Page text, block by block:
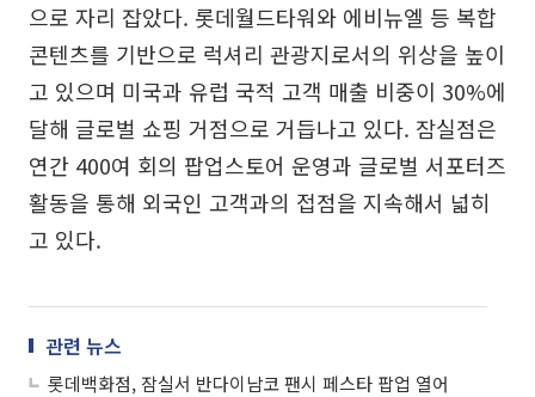
으로 자리 잡았다. 롯데월드타워와 에비뉴엘 등 복합
콘텐츠를 기반으로 럭셔리 관광지로서의 위상을 높이
고 있으며 미국과 유럽 국적 고객 매출 비중이 30%에
달해 글로벌 쇼핑 거점으로 거듭나고 있다. 잠실점은
연간 400여 회의 팝업스토어 운영과 글로벌 서포터즈
활동을 통해 외국인 고객과의 접점을 지속해서 넓히
고 있다.
관련 뉴스
롯데백화점, 잠실서 반다이남코 팬시 페스타 팝업 열어